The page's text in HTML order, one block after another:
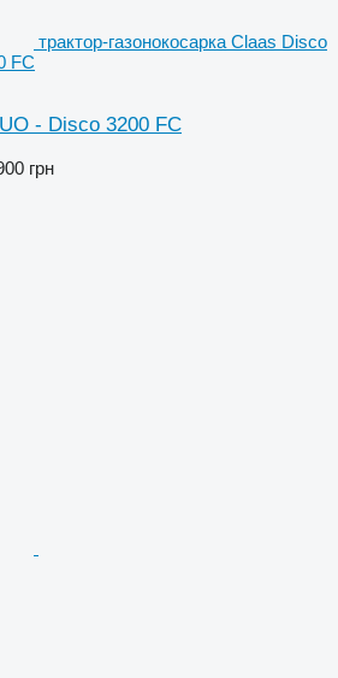
трактор-газонокосарка Claas Disco
FC
- Disco 3200 FC
грн